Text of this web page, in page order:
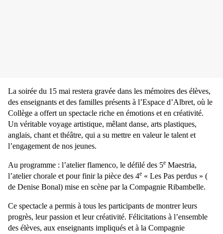
La soirée du 15 mai restera gravée dans les mémoires des élèves,
des enseignants et des familles présents à l’Espace d’Albret, où le
Collège a offert un spectacle riche en émotions et en créativité.
Un véritable voyage artistique, mêlant danse, arts plastiques,
anglais, chant et théâtre, qui a su mettre en valeur le talent et
l’engagement de nos jeunes.
Au programme : l’atelier flamenco, le défilé des 5e Maestria,
l’atelier chorale et pour finir la pièce des 4e « Les Pas perdus » (
de Denise Bonal) mise en scène par la Compagnie Ribambelle.
Ce spectacle a permis à tous les participants de montrer leurs
progrès, leur passion et leur créativité. Félicitations à l’ensemble
des élèves, aux enseignants impliqués et à la Compagnie